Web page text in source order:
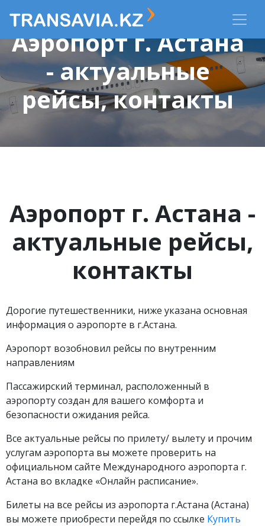
Аэропорт г. Астана
- актуальные
рейсы, контакты
Аэропорт г. Астана -
актуальные рейсы,
контакты
Дорогие путешественники, ниже указана основная
информация о аэропорте в г.Астана.
Аэропорт возобновил рейсы по внутренним
направлениям
Пассажирский терминал, расположенный в
аэропорту создан для вашего комфорта и
безопасности ожидания рейса.
Все актуальные рейсы по прилету/ вылету и прочим
услугам аэропорта вы можете проверить на
официальном сайте Международного аэропорта г.
Астана во вкладке «Онлайн расписание».
Билеты на все рейсы из аэропорта г.Астана (Астана)
вы можете приобрести перейдя по ссылке Купить